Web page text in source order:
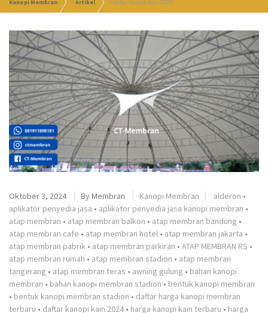
Kanopi Membran >Artikel >daftar kanopi kain 2024
Oktober 3, 2024 ByMembran Kanopi Membran alderon •
aplikator penyedia jasa • aplikator penyedia jasa kanopi membran •
atap membran • atap membran balkon • atap membran bandung •
atap membran cafe • atap membran hotel • atap membran jakarta •
atap membran pabrik • atap membran parkiran • ATAP MEMBRAN RS •
atap membran rumah • atap membran stadion • atap membran
tangerang • atap membran teras • awning gulung • bahan kanopi
membran • bahan kanopi membran stadion • bentuk kanopi membran
• bentuk kanopi membran stadion • daftar harga kanopi membran
terbaru • daftar kanopi kain 2024 • harga kanopi kain terbaru • harga